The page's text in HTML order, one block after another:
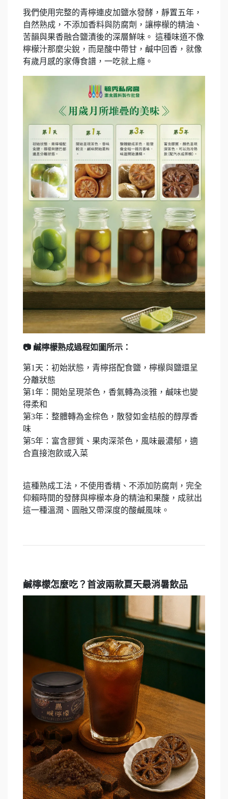
我們使用完整的青檸連皮加鹽水發酵，靜置五年，
自然熟成，不添加香料與防腐劑，讓檸檬的精油、
苦韻與果香融合鹽漬後的深層鮮味。 這種味道不像
檸檬汁那麼尖銳，而是酸中帶甘，鹹中回香，就像
有歲月感的家傳食譜，一吃就上癮。
📷 鹹檸檬熟成過程如圖所示：
第1天：初始狀態，青檸搭配食鹽，檸檬與鹽還呈
分離狀態
第1年：開始呈現茶色，香氣轉為淡雅，鹹味也變
得柔和
第3年：整體轉為金棕色，散發如金桔般的醇厚香
味
第5年：富含膠質、果肉深茶色，風味最濃郁，適
合直接泡飲或入菜
這種熟成工法，不使用香精、不添加防腐劑，完全
仰賴時間的發酵與檸檬本身的精油和果酸，成就出
這一種溫潤、圓融又帶深度的酸鹹風味。
鹹檸檬怎麼吃？首波兩款夏天最消暑飲品